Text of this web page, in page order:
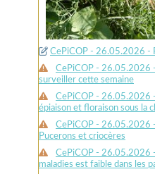
CePiCOP - 26.05.2026 -
CePiCOP - 26.05.2026
surveiller cette semaine
CePiCOP - 26.05.2026
épiaison et floraison sous la
CePiCOP - 26.05.2026
Pucerons et criocères
CePiCOP - 26.05.2026
maladies est faible dans les